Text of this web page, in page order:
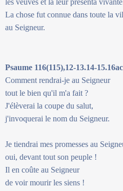
La chose fut connue dans toute la
au Seigneur.
Psaume 116(115),12-13.14-
Comment rendrai-je au Seigneur
tout le bien qu'il m'a fait ?
J'élèverai la coupe du salut,
j'invoquerai le nom du Seigneur.
Je tiendrai mes promesses au
oui, devant tout son peuple !
Il en coûte au Seigneur
de voir mourir les siens !